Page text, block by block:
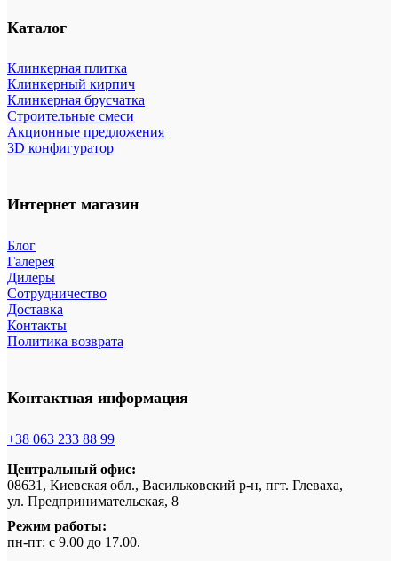
Каталог
Клинкерная плитка
Клинкерный кирпич
Клинкерная брусчатка
Строительные смеси
Акционные предложения
3D конфигуратор
Интернет магазин
Блог
Галерея
Дилеры
Сотрудничество
Доставка
Контакты
Политика возврата
Контактная информация
+38 063 233 88 99
Центральный офис:
08631, Киевская обл., Васильковский р-н, пгт. Глеваха,
ул. Предпринимательская, 8
Режим работы:
пн-пт: с 9.00 до 17.00.